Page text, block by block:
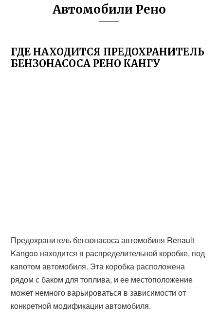
Автомобили Рено
ГДЕ НАХОДИТСЯ ПРЕДОХРАНИТЕЛЬ
БЕНЗОНАСОСА РЕНО КАНГУ
Предохранитель бензонасоса автомобиля Renault
Kangoo находится в распределительной коробке, под
капотом автомобиля. Эта коробка расположена
рядом с баком для топлива, и ее местоположение
может немного варьироваться в зависимости от
конкретной модификации автомобиля.